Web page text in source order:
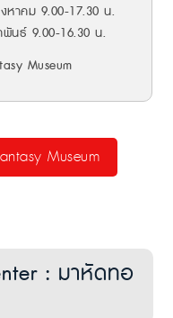
หาคม 9.00-17.30 น.
นธ์ 9.00-16.30 น.
Museum
Museum
: มาหัดทอ